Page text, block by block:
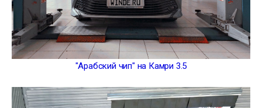
"Арабский чип" на Камри 3.5